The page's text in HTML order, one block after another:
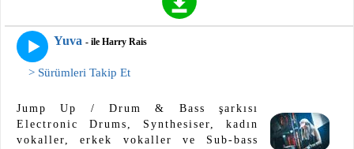
Yuva - ile Harry Rais
> Sürümleri Takip Et
Jump Up / Drum & Bass şarkısı
Electronic Drums, Synthesiser, kadın
vokaller, erkek vokaller ve Sub-bass